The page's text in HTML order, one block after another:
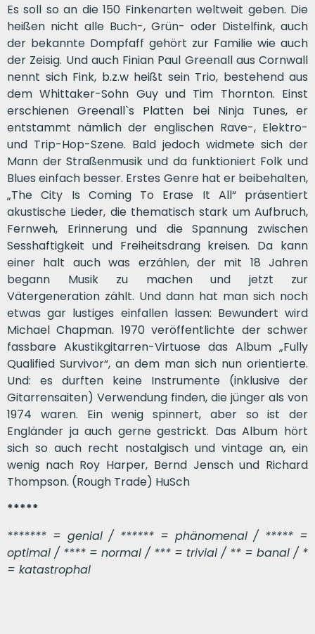
Es soll so an die 150 Finkenarten weltweit geben. Die
heißen nicht alle Buch-, Grün- oder Distelfink, auch
der bekannte Dompfaff gehört zur Familie wie auch
der Zeisig. Und auch Finian Paul Greenall aus Cornwall
nennt sich Fink, b.z.w heißt sein Trio, bestehend aus
dem Whittaker-Sohn Guy und Tim Thornton. Einst
erschienen Greenall`s Platten bei Ninja Tunes, er
entstammt nämlich der englischen Rave-, Elektro-
und Trip-Hop-Szene. Bald jedoch widmete sich der
Mann der Straßenmusik und da funktioniert Folk und
Blues einfach besser. Erstes Genre hat er beibehalten,
„The City Is Coming To Erase It All“ präsentiert
akustische Lieder, die thematisch stark um Aufbruch,
Fernweh, Erinnerung und die Spannung zwischen
Sesshaftigkeit und Freiheitsdrang kreisen. Da kann
einer halt auch was erzählen, der mit 18 Jahren
begann Musik zu machen und jetzt zur
Vätergeneration zählt. Und dann hat man sich noch
etwas gar lustiges einfallen lassen: Bewundert wird
Michael Chapman. 1970 veröffentlichte der schwer
fassbare Akustikgitarren-Virtuose das Album „Fully
Qualified Survivor“, an dem man sich nun orientierte.
Und: es durften keine Instrumente (inklusive der
Gitarrensaiten) Verwendung finden, die jünger als von
1974 waren. Ein wenig spinnert, aber so ist der
Engländer ja auch gerne gestrickt. Das Album hört
sich so auch recht nostalgisch und vintage an, ein
wenig nach Roy Harper, Bernd Jensch und Richard
Thompson. (Rough Trade) HuSch
*****
******* = genial / ****** = phänomenal / ***** =
optimal / **** = normal / *** = trivial / ** = banal / *
= katastrophal